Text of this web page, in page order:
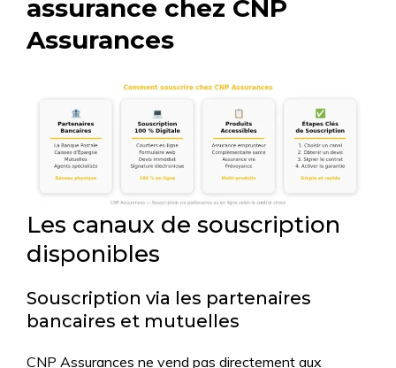
assurance chez CNP
Assurances
Les canaux de souscription
disponibles
Souscription via les partenaires
bancaires et mutuelles
CNP Assurances ne vend pas directement aux